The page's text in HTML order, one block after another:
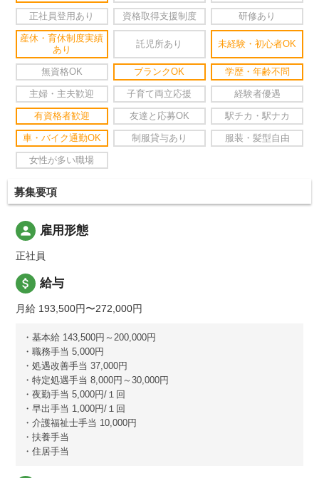
正社員登用あり 資格取得支援制度 研修あり
産休・育休制度実績
あり
託児所あり 未経験・初心者OK
無資格OK ブランクOK 学歴・年齢不問
主婦・主夫歓迎 子育て両立応援 経験者優遇
有資格者歓迎 友達と応募OK 駅チカ・駅ナカ
車・バイク通勤OK 制服貸与あり 服装・髪型自由
女性が多い職場
募集要項
person 雇用形態
正社員
attach_money 給与
月給 193,500円〜272,000円
・基本給 143,500円～200,000円
・職務手当 5,000円
・処遇改善手当 37,000円
・特定処遇手当 8,000円～30,000円
・夜勤手当 5,000円/１回
・早出手当 1,000円/１回
・介護福祉士手当 10,000円
・扶養手当
・住居手当